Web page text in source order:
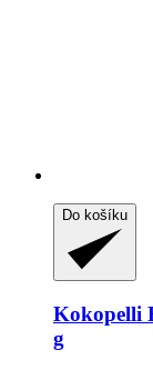
Do košíku
Kokopelli
g